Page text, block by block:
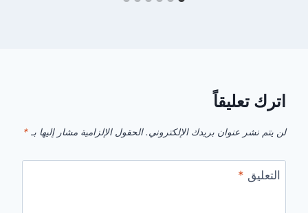
اترك تعليقاً
لن يتم نشر عنوان بريدك الإلكتروني. الحقول الإلزامية مشار إليها بـ *
التعليق *